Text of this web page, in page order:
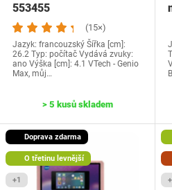
553455
(15×)
Jazyk: francouzský Šířka [cm]:
26.2 Typ: počítač Vydává zvuky:
ano Výška [cm]: 4.1 VTech - Genio
Max, můj…
> 5 kusů skladem
Doprava zdarma
O třetinu levnější
+1